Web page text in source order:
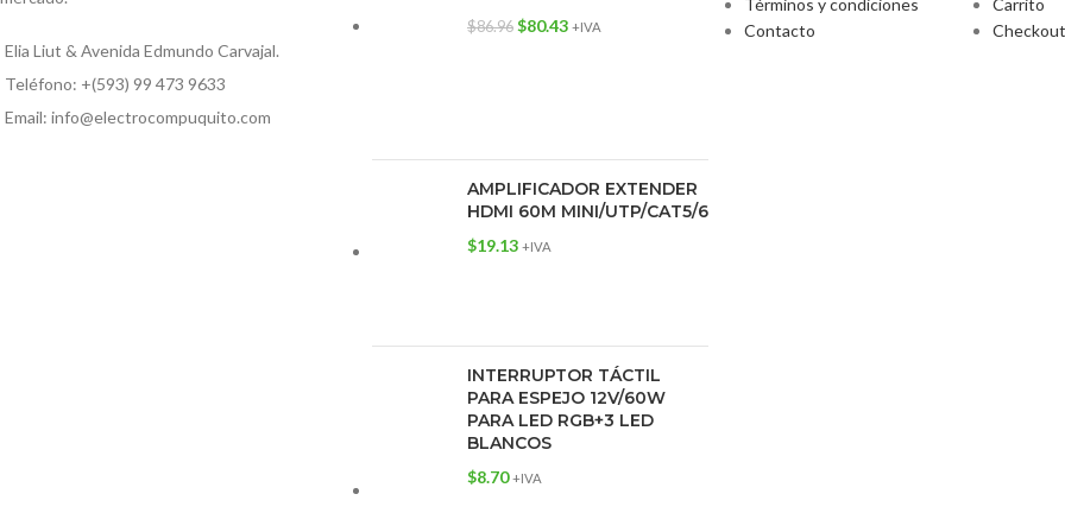
Elia Liut & Avenida Edmundo Carvajal.
Teléfono: +(593) 99 473 9633
Email: info@electrocompuquito.com
$86.96 $80.43 +IVA
AMPLIFICADOR EXTENDER
HDMI 60M MINI/UTP/CAT5/6
$19.13 +IVA
INTERRUPTOR TÁCTIL
PARA ESPEJO 12V/60W
PARA LED RGB+3 LED
BLANCOS
$8.70 +IVA
Términos y condiciones
Contacto
Carrito
Checkout